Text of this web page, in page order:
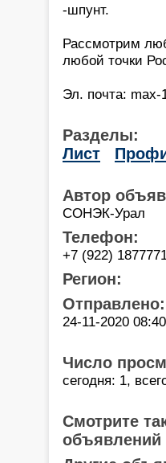
-шпунт.
Рассмотрим
любой точки
Эл. почта: max-
Разделы:
Лист
Автор
СОНЭК-Урал
Телефон:
+7 (922)
Регион:
Отправлено:
24-11-2020 08:40
Число
сегодня: 1,
Смотрите
объявлений